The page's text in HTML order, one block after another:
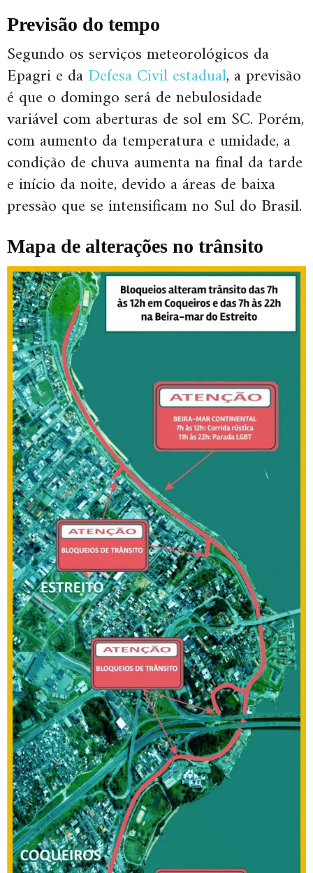
Previsão do tempo
Segundo os serviços meteorológicos da
Epagri e daDefesa Civil estadual, a previsão
é que o domingo será de nebulosidade
variável com aberturas de sol em SC. Porém,
com aumento da temperatura e umidade, a
condição de chuva aumenta na final da tarde
e início da noite, devido a áreas de baixa
pressão que se intensificam no Sul do Brasil.
Mapa de alterações no trânsito